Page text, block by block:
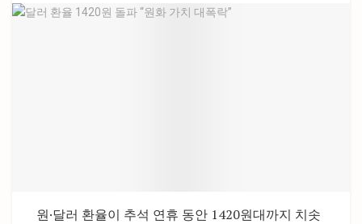
원·달러 환율이 추석 연휴 동안 1420원대까지 치솟